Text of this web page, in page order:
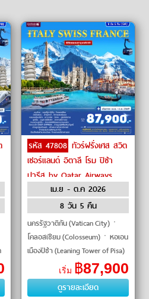
รหัส 47808 ทัวร์ฝรั่งเศส สวิต
เซอร์แลนด์ อิตาลี โรม ปิซ่า
ปารีส by Qatar Airways
เม.ย - ต.ค 2026
8 วัน 5 คืน
นครรัฐวาติกัน (Vatican City)ㆍ
โคลอสเซียม (Colosseum)ㆍหอเอน
เมืองปิซ่า (Leaning Tower of Pisa)
ㆍมหาวิหารดูโอ
โม่ (Duomo di Milano)ㆍพระรา
ชวังแวร์�
เริ่ม ฿87,900
ดูรายละเอียด